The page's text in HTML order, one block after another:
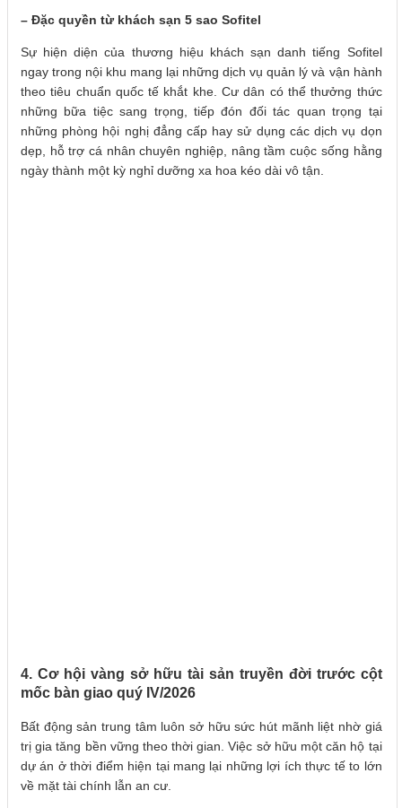
– Đặc quyền từ khách sạn 5 sao Sofitel
Sự hiện diện của thương hiệu khách sạn danh tiếng Sofitel
ngay trong nội khu mang lại những dịch vụ quản lý và vận hành
theo tiêu chuẩn quốc tế khắt khe. Cư dân có thể thưởng thức
những bữa tiệc sang trọng, tiếp đón đối tác quan trọng tại
những phòng hội nghị đẳng cấp hay sử dụng các dịch vụ dọn
dẹp, hỗ trợ cá nhân chuyên nghiệp, nâng tầm cuộc sống hằng
ngày thành một kỳ nghỉ dưỡng xa hoa kéo dài vô tận.
4. Cơ hội vàng sở hữu tài sản truyền đời trước cột
mốc bàn giao quý IV/2026
Bất động sản trung tâm luôn sở hữu sức hút mãnh liệt nhờ giá
trị gia tăng bền vững theo thời gian. Việc sở hữu một căn hộ tại
dự án ở thời điểm hiện tại mang lại những lợi ích thực tế to lớn
về mặt tài chính lẫn an cư.